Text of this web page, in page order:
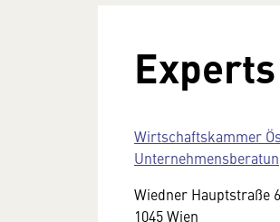
Wirtschaftskammer
Wiedner Hauptstraße
1045 Wien